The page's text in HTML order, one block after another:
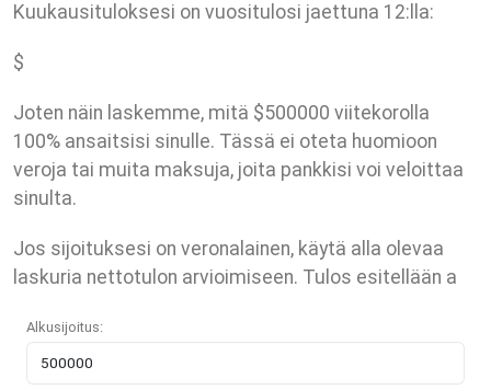
Kuukausituloksesi on vuositulosi jaettuna 12:lla:
$
Joten näin laskemme, mitä $500000 viitekorolla
100% ansaitsisi sinulle. Tässä ei oteta huomioon
veroja tai muita maksuja, joita pankkisi voi veloittaa
sinulta.
Jos sijoituksesi on veronalainen, käytä alla olevaa
laskuria nettotulon arvioimiseen. Tulos esitellään a
Alkusijoitus: